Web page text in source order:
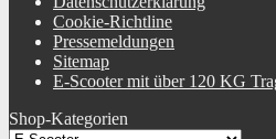
Cookie-Richtline
Pressemeldungen
Sitemap
E-Scooter mit über 120 KG
Shop-Kategorien